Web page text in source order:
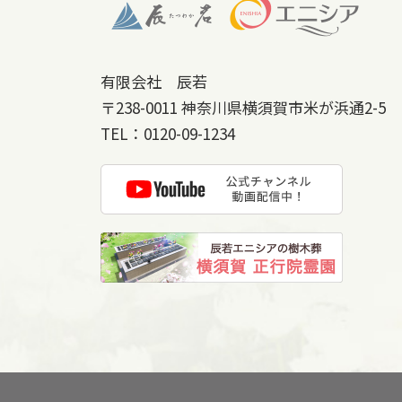
有限会社 辰若
〒238-0011 神奈川県横須賀市米が浜通2-5
TEL： 0120-09-1234